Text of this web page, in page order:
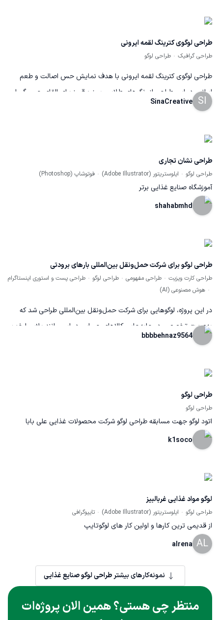
طراحی لوگوی کترینگ لقمه ایرونی
طراحی گرافیک طراحی لوگو
طراحی لوگوی کترینگ لقمه ایرونی با هدف نمایش حس اصالت و طعم
ایرانی. در این طراحی از رنگ‌های طلایی، سبز و قرمز برای القای حس گرما،
تازگی و فرهنگ ایرانی استفاده شده است. نماد بخار غذا و برگ‌های سبز
نمایش توانایی در طراحی لوگوهای برند غذایی انجام شده است.
SI
SinaCreative
طراحی نشان تجاری
طراحی لوگو ایلوستریتور (Adobe Illustrator) فوتوشاپ (Photoshop)
آموزشگاه صنایع غذایی برتر
shahabmhd
طراحی لوگو برای شرکت حمل‌ونقل بین‌المللی بارهای برودتی
طراحی کارت ویزیت طراحی مفهومی طراحی لوگو
طراحی پست و استوری اینستاگرام
هوش مصنوعی (AI)
در این پروژه، لوگوهایی برای شرکت حمل‌ونقل بین‌المللی طراحی شد که
به‌صورت تخصصی در جابه‌جایی کالاهای حساس دمایی مانند پلاسما خون
و مواد غذایی فعالیت دارد. مسیرهای حمل شامل روسیه، اروپا و ایران بوده
بین‌المللی بود. استفاده از نمادهایی مثل قطره، دانه برف، هواپیما و
کامیون، هویت بصری تخصصی و قابل اعتماد را برای برند شکل داده است.
bbbbehnaz9564
طراحی لوگو
طراحی لوگو
اتود لوگو جهت مسابقه طراحی لوگو شرکت محصولات غذایی علی بابا
k1soco
لوگو مواد غذایی غربالبیز
طراحی لوگو ایلوستریتور (Adobe Illustrator) تایپوگرافی
از قدیمی ترین کارها و اولین کار های لوگوتایپ
AL
alrena
نمونه‌کارهای بیشتر طراحی لوگو صنایع غذایی
منتظر چی هستی؟ همین الان پروژه‌ات